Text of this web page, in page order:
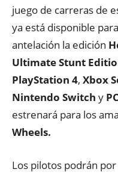
juego de carreras de
ya está disponible
antelación la edición
Ultimate Stunt
PlayStation 4, Xbox
Nintendo Switch y
estrenará para los
Wheels.
Los pilotos podrán